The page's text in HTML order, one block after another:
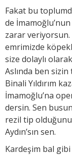
Fakat bu
de
zarar veriyorsun.
emrimizde
size dolaylı
Aslında ben
Binali Yıldırım
İmamoğlu’na
dersin. Sen
rezil tip
Aydın’sın sen.
Kardeşim bal